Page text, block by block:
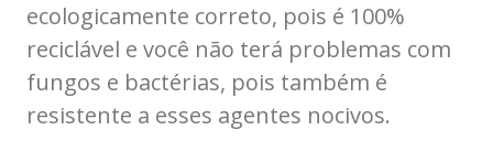
ecologicamente correto, pois é 100%
reciclável e você não terá problemas com
fungos e bactérias, pois também é
resistente a esses agentes nocivos.